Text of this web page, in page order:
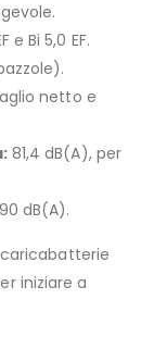
e Bi 5,0 EF.
netto e
81,4 dB(A), per
dB(A).
caricabatterie
iniziare a